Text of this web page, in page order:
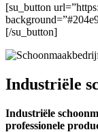
[su_button
[/su_button]
Industriële
Industriële
professionele